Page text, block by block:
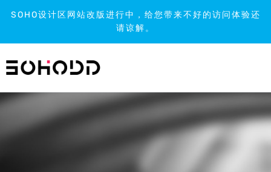
SOHO设计区网站改版进行中，给您带来不好的访问体验还
请谅解。
到
容